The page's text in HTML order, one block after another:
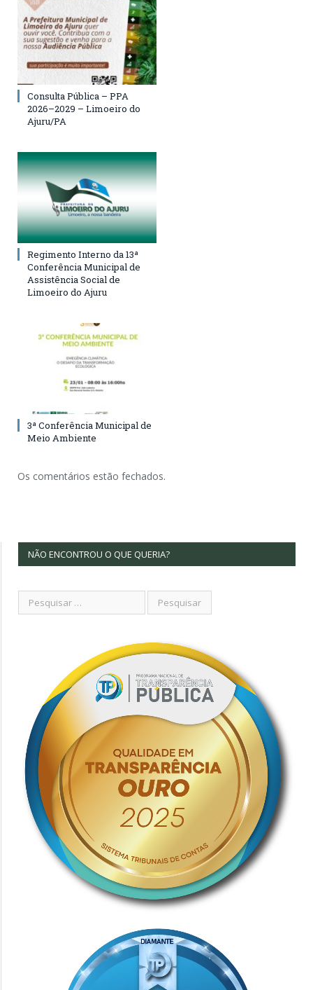
Consulta Pública – PPA
2026–2029 – Limoeiro do
Ajuru/PA
Regimento Interno da 13ª
Conferência Municipal de
Assistência Social de
Limoeiro do Ajuru
3ª Conferência Municipal de
Meio Ambiente
Os comentários estão fechados.
NÃO ENCONTROU O QUE QUERIA?